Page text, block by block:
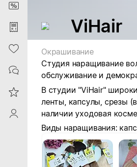
DiscountCard
Purchases
Heart
Contacts
Reviews
ProfileSaby
ViHair
Окрашивание
Студия наращивание
обслуживание и
В студии "ViHair"
ленты, капсулы, срезы
наличии уходовая
Виды наращивания: